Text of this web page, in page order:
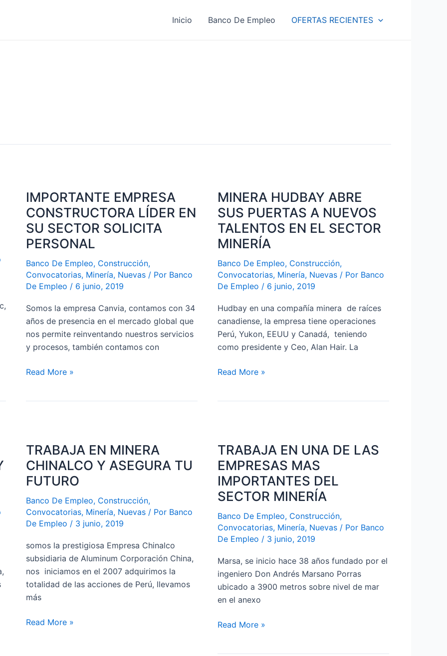
Inicio Banco De Empleo OFERTAS RECIENTES
IMPORTANTE EMPRESA
CONSTRUCTORA LÍDER EN
SU SECTOR SOLICITA
PERSONAL
Banco De Empleo, Construcción,
Convocatorias, Minería, Nuevas / Por Banco
De Empleo / 6 junio, 2019
Somos la empresa Canvia, contamos con 34
años de presencia en el mercado global que
nos permite reinventando nuestros servicios
y procesos, también contamos con
CONSTRUCTORA
LÍDER
EN
SU
SECTOR
SOLICITA
PERSONAL
Read More »
MINERA HUDBAY ABRE
SUS PUERTAS A NUEVOS
TALENTOS EN EL SECTOR
MINERÍA
Banco De Empleo, Construcción,
Convocatorias, Minería, Nuevas / Por Banco
De Empleo / 6 junio, 2019
Hudbay en una compañía minera de raíces
canadiense, la empresa tiene operaciones
Perú, Yukon, EEUU y Canadá, teniendo
como presidente y Ceo, Alan Hair. La
ABRE
SUS
PUERTAS
A
NUEVOS
TALENTOS
EN
EL
MINERÍA
Read More »
TRABAJA EN MINERA
CHINALCO Y ASEGURA TU
FUTURO
Banco De Empleo, Construcción,
Convocatorias, Minería, Nuevas / Por Banco
De Empleo / 3 junio, 2019
somos la prestigiosa Empresa Chinalco
subsidiaria de Aluminum Corporación China,
nos iniciamos en el 2007 adquirimos la
totalidad de las acciones de Perú, llevamos
más
MINERA
CHINALCO
Y
ASEGURA
TU
FUTURO
Read More »
TRABAJA EN UNA DE LAS
EMPRESAS MAS
IMPORTANTES DEL
SECTOR MINERÍA
Banco De Empleo, Construcción,
Convocatorias, Minería, Nuevas / Por Banco
De Empleo / 3 junio, 2019
Marsa, se inicio hace 38 años fundado por el
ingeniero Don Andrés Marsano Porras
ubicado a 3900 metros sobre nivel de mar
en el anexo
UNA
DE
LAS
EMPRESAS
MAS
IMPORTANTES
DEL
SECTOR
Read More »